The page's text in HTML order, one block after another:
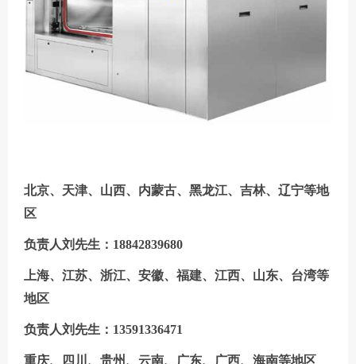
北京、天津、山西、内蒙古、黑龙江、吉林、辽宁等地
区
负责人刘先生：18842839680
上海、江苏、浙江、安徽、福建、江西、山东、台湾等
地区
负责人刘先生：13591336471
重庆、四川、贵州、云南、广东、广西、海南等地区